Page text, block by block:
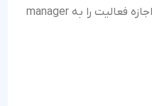
در صورت پرسش از طرف برنامه، اجازه فعالیت را به manager